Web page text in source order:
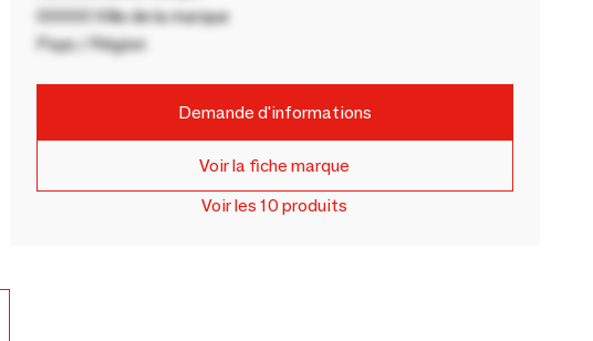
00000 Ville de la marque
Pays / Région
Demande d'informations
Voir la fiche marque
Voir les 10 produits